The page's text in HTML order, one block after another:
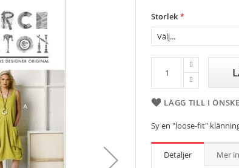
Storlek
LÄGG TILL I
Sy en "loose-fit"
Detaljer Mer